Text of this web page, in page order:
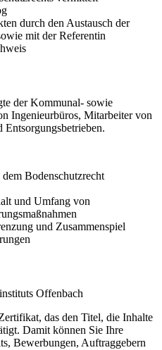
durch den Austausch der
mit der Referentin
der Kommunal- sowie
Ingenieurbüros, Mitarbeiter von
Entsorgungsbetrieben.
Bodenschutzrecht
und Umfang von
und Zusammenspiel
Offenbach
das den Titel, die Inhalte
Damit können Sie Ihre
Bewerbungen, Auftraggebern